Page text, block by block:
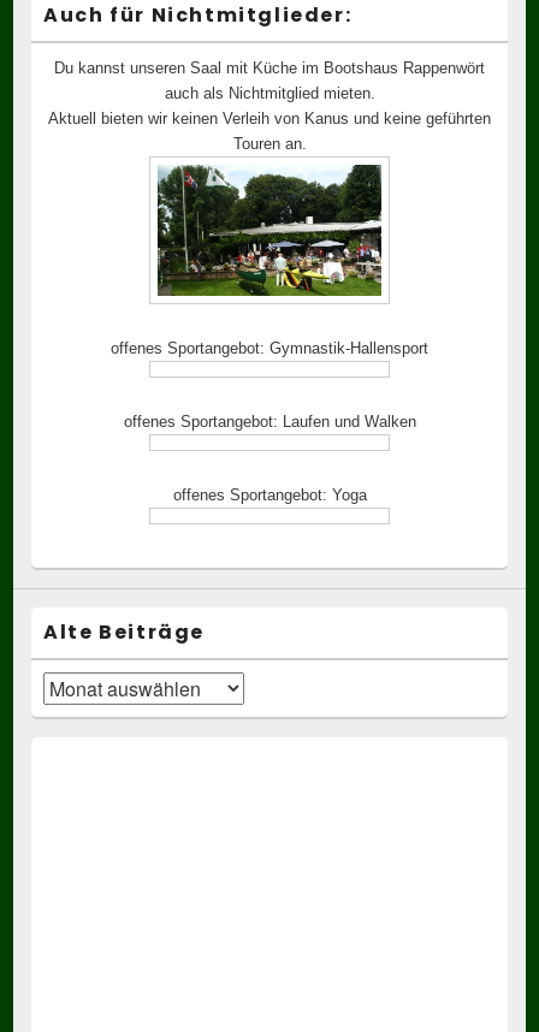
Auch für Nichtmitglieder:
Du kannst unseren Saal mit Küche im Bootshaus Rappenwört
auch als Nichtmitglied mieten.
Aktuell bieten wir keinen Verleih von Kanus und keine geführten
Touren an.
offenes Sportangebot: Gymnastik-Hallensport
offenes Sportangebot: Laufen und Walken
offenes Sportangebot: Yoga
Alte Beiträge
Alte
Beiträge